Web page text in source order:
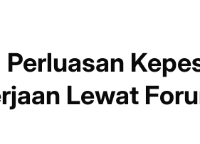
Lewat